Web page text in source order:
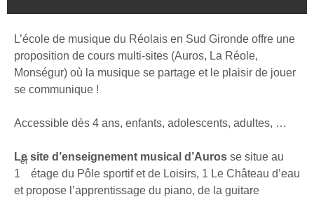
L’école de musique du Réolais en Sud Gironde offre une
proposition de cours multi-sites (Auros, La Réole,
Monségur) où la musique se partage et le plaisir de jouer
se communique !
Accessible dès 4 ans, enfants, adolescents, adultes, …
Le site d’enseignement musical d’Auros se situe au
1
er
étage du Pôle sportif et de Loisirs, 1 Le Château d’eau
et propose l’apprentissage du piano, de la guitare